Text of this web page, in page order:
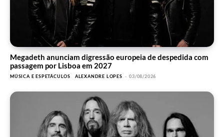
Megadeth anunciam digressão europeia de despedida com
passagem por Lisboa em 2027
MÚSICA E ESPETÁCULOS ALEXANDRE LOPES - 03/08/2026